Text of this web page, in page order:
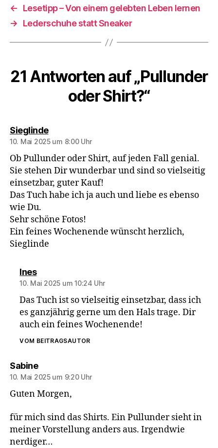
←
Lesetipp – Von einem gelebten Leben lernen
→
Lederschuhe statt Sneaker
21 Antworten auf „Pullunder
oder Shirt?“
Sieglindesagt:
10. Mai 2025 um 8:00 Uhr
Ob Pullunder oder Shirt, auf jeden Fall genial.
Sie stehen Dir wunderbar und sind so vielseitig
einsetzbar, guter Kauf!
Das Tuch habe ich ja auch und liebe es ebenso
wie Du.
Sehr schöne Fotos!
Ein feines Wochenende wünscht herzlich,
Sieglinde
Inessagt:
10. Mai 2025 um 10:24 Uhr
Das Tuch ist so vielseitig einsetzbar, dass ich
es ganzjährig gerne um den Hals trage. Dir
auch ein feines Wochenende!
VOM BEITRAGSAUTOR
Sabinesagt:
10. Mai 2025 um 9:20 Uhr
Guten Morgen,
für mich sind das Shirts. Ein Pullunder sieht in
meiner Vorstellung anders aus. Irgendwie
nerdiger…